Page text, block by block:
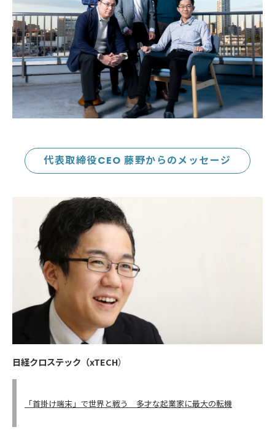
代表取締役CEO 藤野からのメッセージ
日経クロステック（xTECH）
「首掛け端末」で世界と戦う 多才な起業家に最大の転機